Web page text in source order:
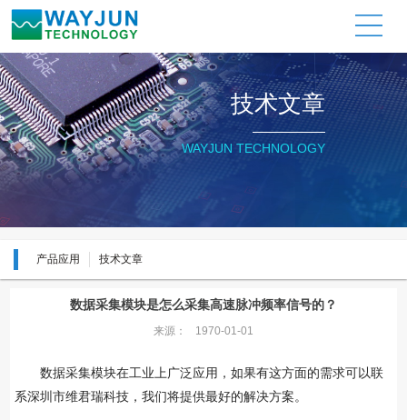
公司简介
公司证书
质量承诺
工业以太网物联网数据采集模
块
远程IO模块
隔离放大器（PCB安装）
工业测量仪表与其他配件
I/O信号采集模块
工业以太网物联网采集模块
模拟信号隔离器/变送器
产品应用资料
工业计算机工控机
产品应用
技术文章
公司资讯
行业资讯
技术文章
WAYJUN TECHNOLOGY
产品应用 技术文章
数据采集模块是怎么采集高速脉冲频率信号的？
来源： 1970-01-01
数据采集模块在工业上广泛应用，如果有这方面的需求可以联
系深圳市维君瑞科技，我们将提供最好的解决方案。